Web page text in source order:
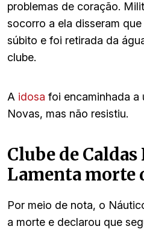
problemas de coração.
socorro a ela disseram
súbito e foi retirada da
clube.
A idosa foi encaminhada a
Novas, mas não resistiu.
Clube de Caldas
Lamenta morte
Por meio de nota, o
a morte e declarou que